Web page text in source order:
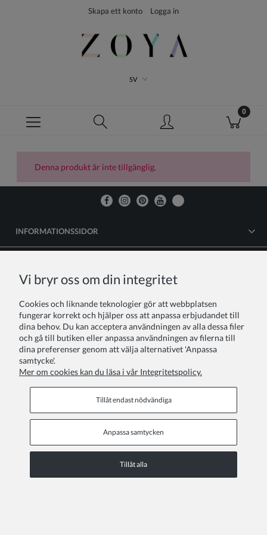
Skapa ett konto Logga in
SV
Denna produkt är inte tillgänglig.
INFORMATIONSSIDOR
Visa fullständig version av sidan
Sklep internetowy Shoper.pl
Vi bryr oss om din integritet
Cookies och liknande teknologier gör att webbplatsen
fungerar korrekt och hjälper oss att anpassa erbjudandet till
dina behov. Du kan acceptera användningen av alla dessa filer
och gå till butiken eller anpassa användningen av filerna till
dina preferenser genom att välja alternativet 'Anpassa
samtycke'.
Mer om cookies kan du läsa i vår Integritetspolicy.
Tillåt endast nödvändiga
Anpassa samtycken
Tillåt alla